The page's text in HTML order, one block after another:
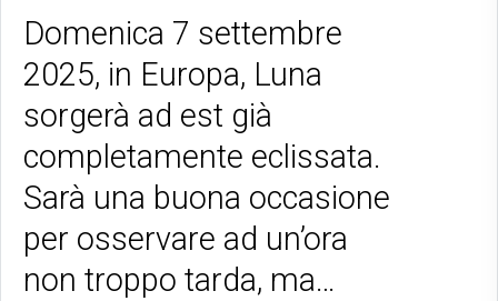
Domenica 7 settembre
2025, in Europa, Luna
sorgerà ad est già
completamente eclissata.
Sarà una buona occasione
per osservare ad un’ora
non troppo tarda, ma…